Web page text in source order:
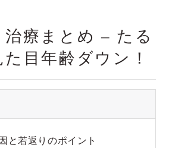
治療まとめ – たる
目年齢ダウン！
と若返りのポイント